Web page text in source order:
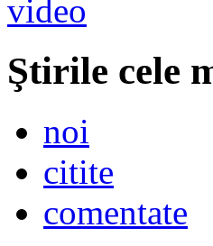
Ştirile cele
noi
citite
comentate